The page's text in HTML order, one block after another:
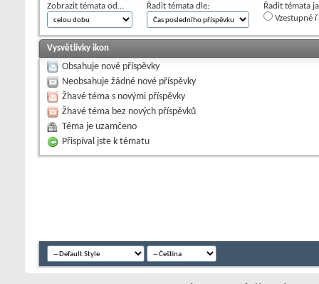
Zobrazit témata od… Řadit témata dle:
Řadit témata
Vzestupné
Vysvětlivky ikon
Obsahuje nové příspěvky
Neobsahuje žádné nové příspěvky
Žhavé téma s novými příspěvky
Žhavé téma bez nových příspěvků
Téma je uzamčeno
Přispíval jste k tématu